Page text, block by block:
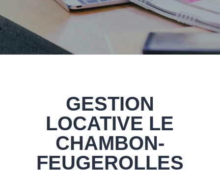
GESTION
LOCATIVE LE
CHAMBON-
FEUGEROLLES